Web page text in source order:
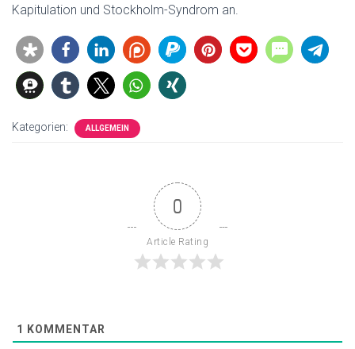
Kapitulation und Stockholm-Syndrom an.
Kategorien: ALLGEMEIN
0
Article Rating
1 KOMMENTAR